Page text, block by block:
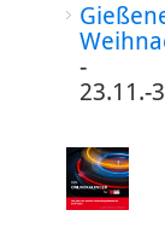
-
23.11.-